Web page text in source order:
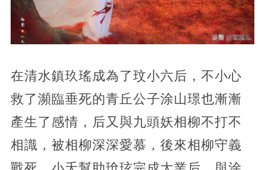
在清水鎮玖瑤成為了玟小六后，不小心
救了瀕臨垂死的青丘公子涂山璟也漸漸
產生了感情，后又與九頭妖相柳不打不
相識，被相柳深深愛慕，後來相柳守義